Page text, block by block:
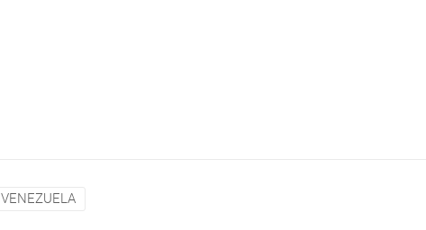
VENEZUELA